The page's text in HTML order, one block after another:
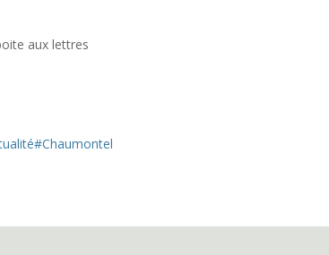
aux lettres
#Chaumontel